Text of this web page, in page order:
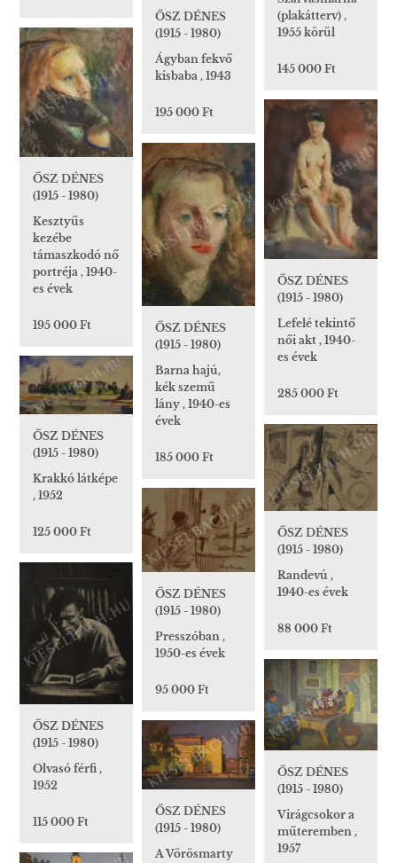
(plakátterv) ,
1955 körül
145 000 Ft
ŐSZ DÉNES
(1915 - 1980)
Ágyban fekvő
kisbaba , 1943
195 000 Ft
ŐSZ DÉNES
(1915 - 1980)
Kesztyűs
kezébe
támaszkodó nő
portréja , 1940-
es évek
195 000 Ft
ŐSZ DÉNES
(1915 - 1980)
Lefelé tekintő
női akt , 1940-
es évek
285 000 Ft
ŐSZ DÉNES
(1915 - 1980)
Barna hajú,
kék szemű
lány , 1940-es
évek
185 000 Ft
ŐSZ DÉNES
(1915 - 1980)
Krakkó látképe
, 1952
125 000 Ft
ŐSZ DÉNES
(1915 - 1980)
Randevú ,
1940-es évek
88 000 Ft
ŐSZ DÉNES
(1915 - 1980)
Presszóban ,
1950-es évek
95 000 Ft
ŐSZ DÉNES
(1915 - 1980)
Olvasó férfi ,
1952
115 000 Ft
ŐSZ DÉNES
(1915 - 1980)
Virágcsokor a
műteremben ,
1957
ŐSZ DÉNES
(1915 - 1980)
A Vörösmarty